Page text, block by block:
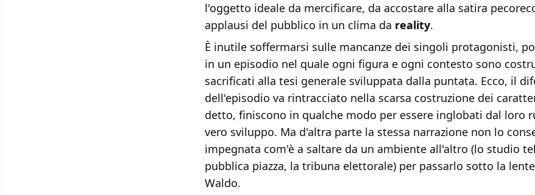
l'oggetto ideale da mercificare, da accostare alla satira
applausi del pubblico in un clima da reality.
È inutile soffermarsi sulle mancanze dei singoli protagonisti,
in un episodio nel quale ogni figura e ogni contesto sono
sacrificati alla tesi generale sviluppata dalla puntata. Ecco, il
dell'episodio va rintracciato nella scarsa costruzione dei
detto, finiscono in qualche modo per essere inglobati dal loro
vero sviluppo. Ma d'altra parte la stessa narrazione non lo
impegnata com'è a saltare da un ambiente all'altro (lo studio
pubblica piazza, la tribuna elettorale) per passarlo sotto la
Waldo.